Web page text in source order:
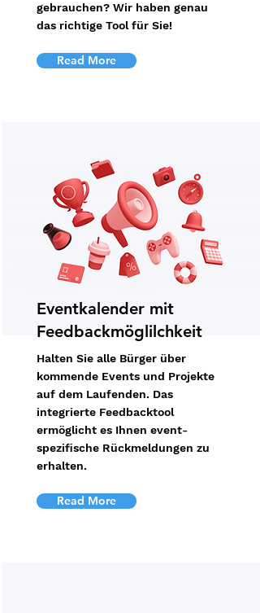
gebrauchen? Wir haben genau
das richtige Tool für Sie!
Read More
Eventkalender mit
Feedbackmöglilchkeit
Halten Sie alle Bürger über
kommende Events und Projekte
auf dem Laufenden. Das
integrierte Feedbacktool
ermöglicht es Ihnen event-
spezifische Rückmeldungen zu
erhalten.
Read More